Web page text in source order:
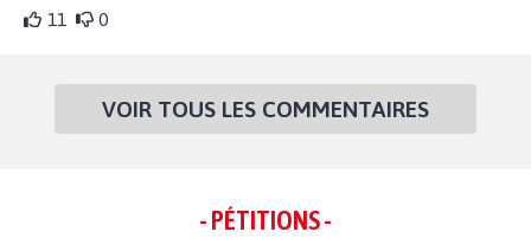
11 0
VOIR TOUS LES COMMENTAIRES
- PÉTITIONS -